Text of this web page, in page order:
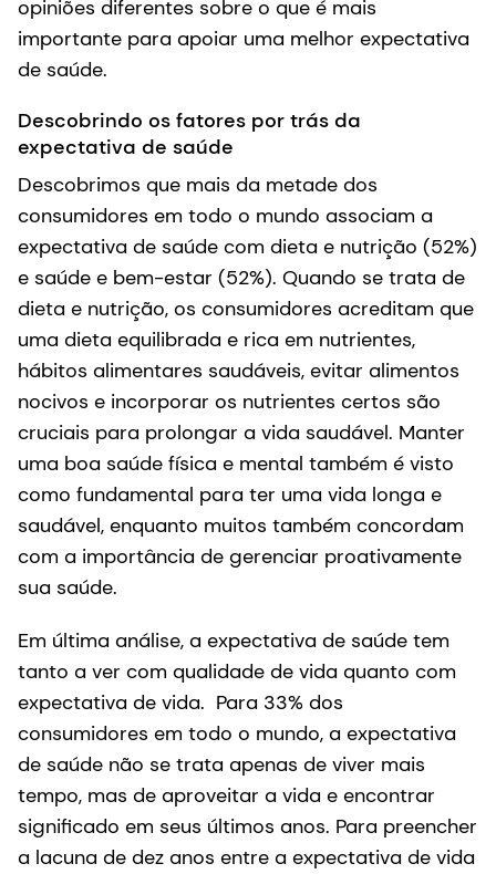
opiniões diferentes sobre o que é mais
importante para apoiar uma melhor expectativa
de saúde.
Descobrindo os fatores por trás da
expectativa de saúde
Descobrimos que mais da metade dos
consumidores em todo o mundo associam a
expectativa de saúde com dieta e nutrição (52%)
e saúde e bem-estar (52%). Quando se trata de
dieta e nutrição, os consumidores acreditam que
uma dieta equilibrada e rica em nutrientes,
hábitos alimentares saudáveis, evitar alimentos
nocivos e incorporar os nutrientes certos são
cruciais para prolongar a vida saudável. Manter
uma boa saúde física e mental também é visto
como fundamental para ter uma vida longa e
saudável, enquanto muitos também concordam
com a importância de gerenciar proativamente
sua saúde.
Em última análise, a expectativa de saúde tem
tanto a ver com qualidade de vida quanto com
expectativa de vida. Para 33% dos
consumidores em todo o mundo, a expectativa
de saúde não se trata apenas de viver mais
tempo, mas de aproveitar a vida e encontrar
significado em seus últimos anos. Para preencher
a lacuna de dez anos entre a expectativa de vida